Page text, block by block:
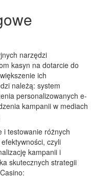
narzędzi
kasyn na dotarcie do
ich
należą: system
personalizowanych e-
kampanii w mediach
i testowanie różnych
czyli
kampanii i
skutecznych strategii